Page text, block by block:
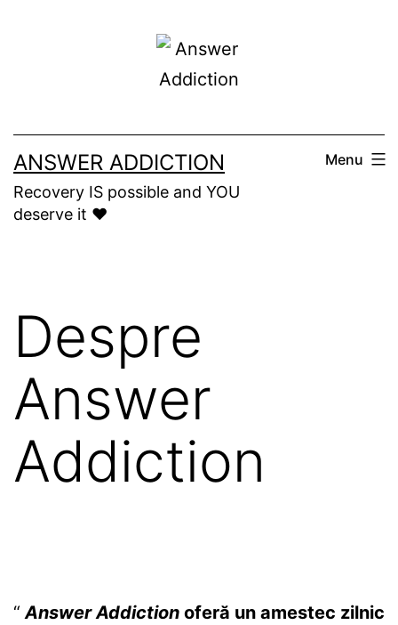
ANSWER ADDICTION
Recovery IS possible and YOU
deserve it ❤️
Menu
Despre
Answer
Addiction
Answer Addictionoferă un amestec zilnic